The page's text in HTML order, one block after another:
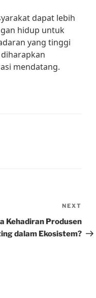
dapat lebih
hidup untuk
yang tinggi
mendatang.
Post
NEXT
Kehadiran Produsen
dalam Ekosistem?